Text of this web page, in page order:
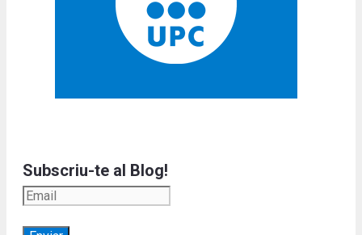
Subscriu-te al Blog!